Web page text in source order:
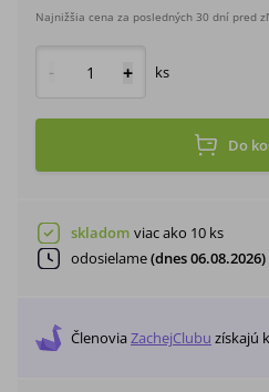
Najnižšia cena za posledných 30 dní pred
- + ks
Do
skladom viac ako 10 ks
odosielame(dnes 06.08.2026)
ČlenoviaZachejClubu získajú